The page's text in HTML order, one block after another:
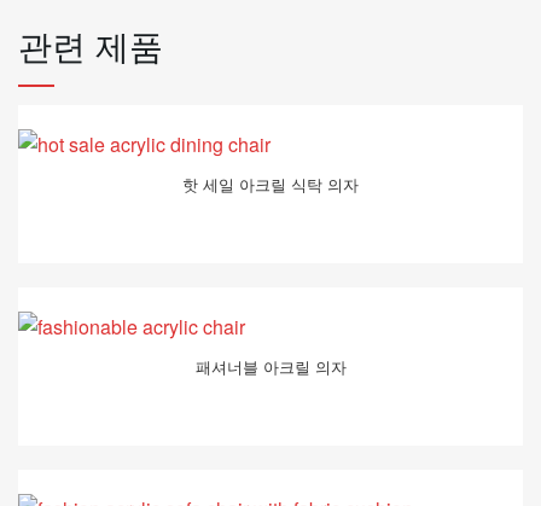
관련 제품
핫 세일 아크릴 식탁 의자
패셔너블 아크릴 의자